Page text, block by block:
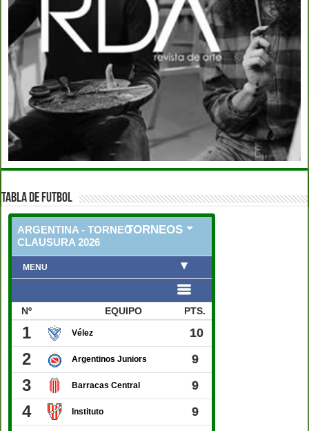
TABLA DE FUTBOL